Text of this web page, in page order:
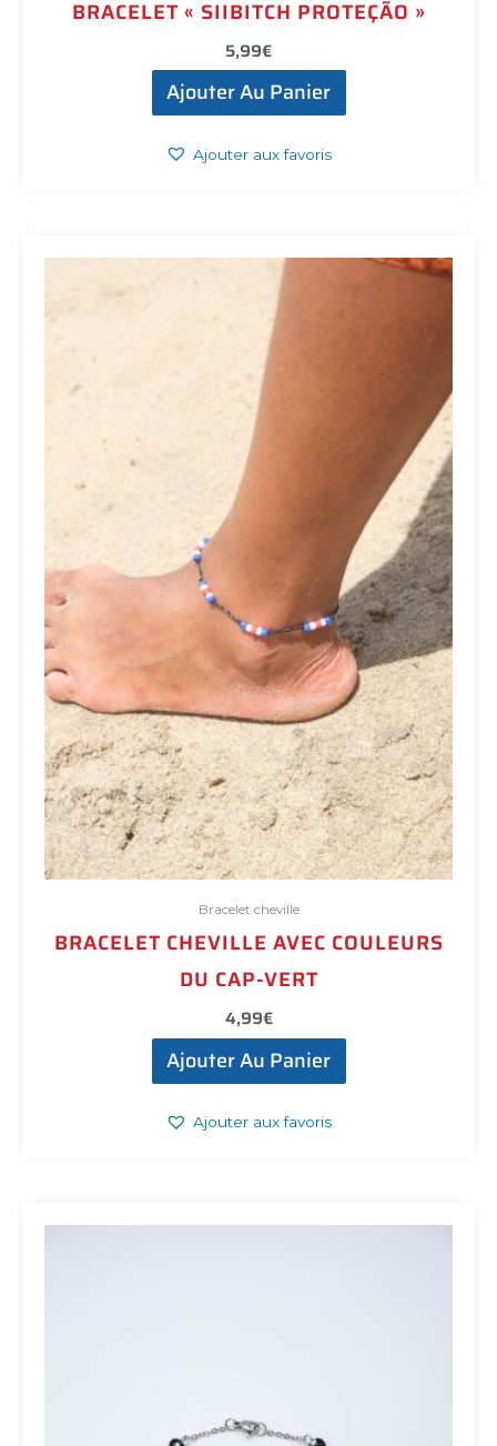
BRACELET « SIIBITCH PROTEÇÃO »
5,99€
Ajouter Au Panier
Ajouter aux favoris
Bracelet cheville
BRACELET CHEVILLE AVEC COULEURS
DU CAP-VERT
4,99€
Ajouter Au Panier
Ajouter aux favoris